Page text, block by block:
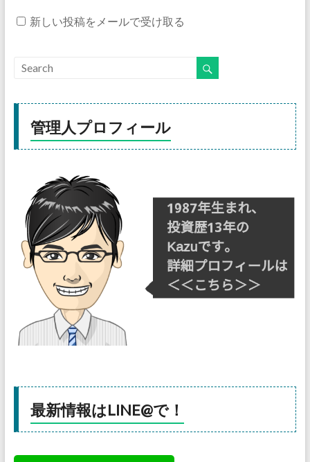
新しい投稿をメールで受け取る
管理人プロフィール
最新情報はLINE@で！